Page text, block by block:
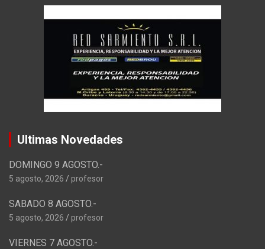
Ultimas Novedades
DOMINGO 9 AGOSTO.-
5 agosto, 2026 profesor
SABADO 8 AGOSTO.-
5 agosto, 2026 profesor
VIERNES 7 AGOSTO.-